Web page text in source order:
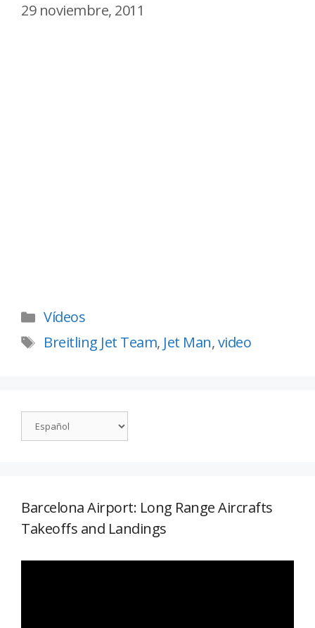
29 noviembre, 2011
Vídeos
Breitling Jet Team, Jet Man,video
Barcelona Airport: Long Range Aircrafts
Takeoffs and Landings